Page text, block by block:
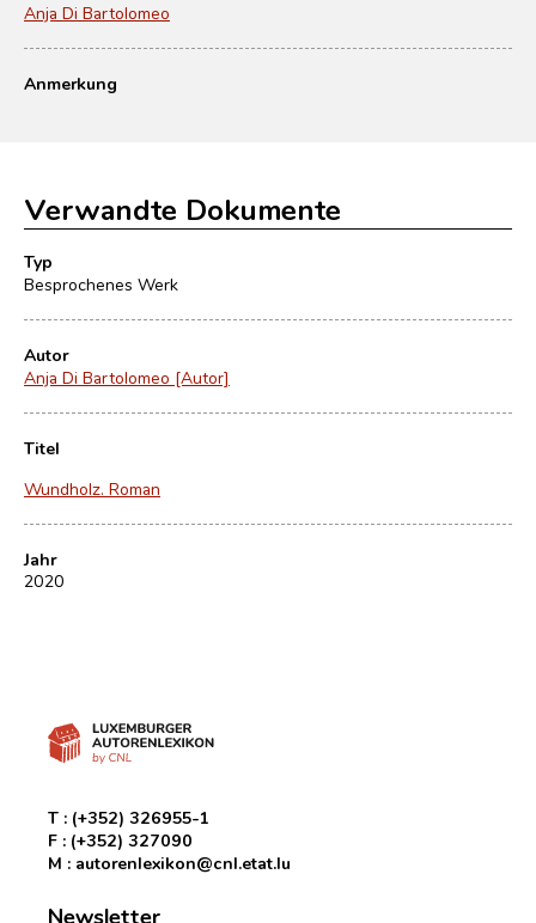
Anja Di Bartolomeo
Anmerkung
Verwandte Dokumente
Typ
Besprochenes Werk
Autor
Anja Di Bartolomeo [Autor]
Titel
Wundholz. Roman
Jahr
2020
T : (+352) 326955-1
F : (+352) 327090
M : autorenlexikon@cnl.etat.lu
Newsletter